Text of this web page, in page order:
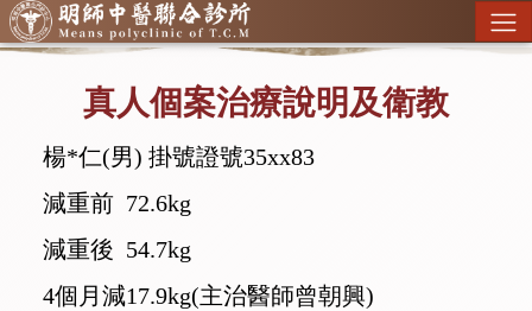
真人個案治療說明及衛教
楊*仁(男) 掛號證號35xx83
減重前 72.6kg
減重後 54.7kg
4個月減17.9kg(主治醫師曾朝興)